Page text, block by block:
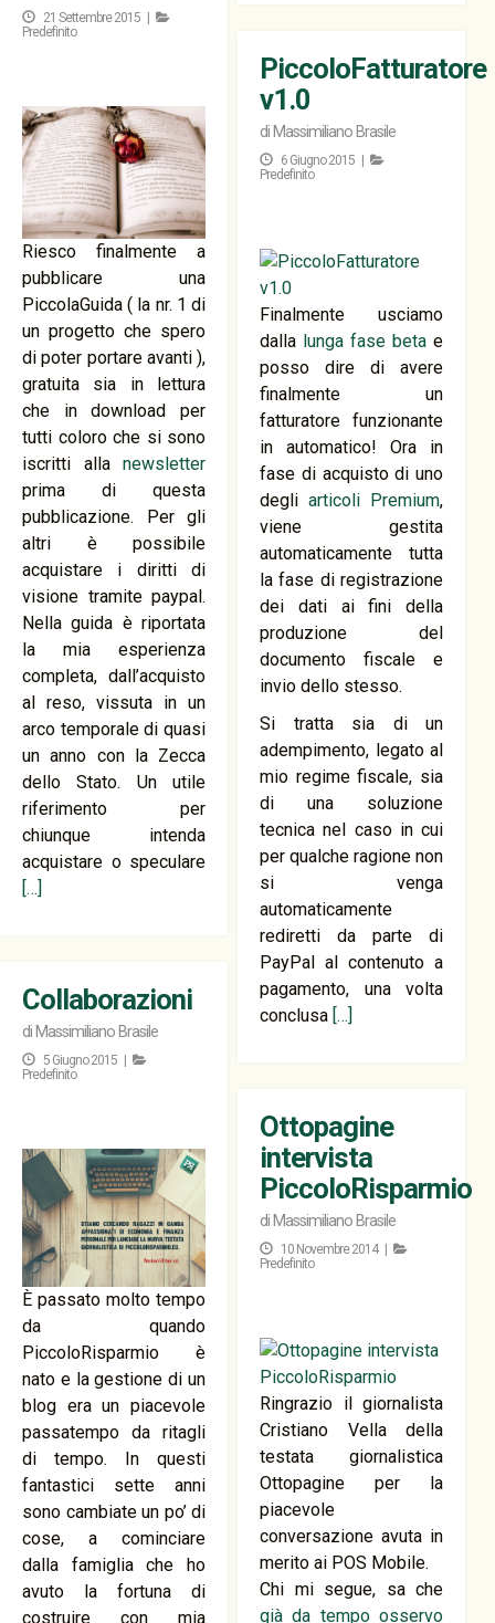
21 Settembre 2015 |
Predefinito
Riesco finalmente a
pubblicare una
PiccolaGuida ( la nr. 1 di
un progetto che spero
di poter portare avanti ),
gratuita sia in lettura
che in download per
tutti coloro che si sono
iscritti allanewsletter
prima di questa
pubblicazione. Per gli
altri è possibile
acquistare i diritti di
visione tramite paypal.
Nella guida è riportata
la mia esperienza
completa, dall’acquisto
al reso, vissuta in un
arco temporale di quasi
un anno con la Zecca
dello Stato. Un utile
riferimento per
chiunque intenda
acquistare o speculare
[…]
PiccoloFatturatore
v1.0
di Massimiliano Brasile
6 Giugno 2015 |
Predefinito
Finalmente usciamo
dalla lunga fase beta e
posso dire di avere
finalmente un
fatturatore funzionante
in automatico! Ora in
fase di acquisto di uno
degliarticoli Premium,
viene gestita
automaticamente tutta
la fase di registrazione
dei dati ai fini della
produzione del
documento fiscale e
invio dello stesso.
Si tratta sia di un
adempimento, legato al
mio regime fiscale, sia
di una soluzione
tecnica nel caso in cui
per qualche ragione non
si venga
automaticamente
rediretti da parte di
PayPal al contenuto a
pagamento, una volta
conclusa […]
Collaborazioni
di Massimiliano Brasile
5 Giugno 2015 |
Predefinito
È passato molto tempo
da quando
PiccoloRisparmio è
nato e la gestione di un
blog era un piacevole
passatempo da ritagli
di tempo. In questi
fantastici sette anni
sono cambiate un po’ di
cose, a cominciare
dalla famiglia che ho
avuto la fortuna di
costruire con mia
Ottopagine
intervista
PiccoloRisparmio
di Massimiliano Brasile
10 Novembre 2014 |
Predefinito
Ringrazio il giornalista
Cristiano Vella della
testata giornalistica
Ottopagine per la
piacevole
conversazione avuta in
merito ai POS Mobile.
Chi mi segue, sa che
già da tempo osservo